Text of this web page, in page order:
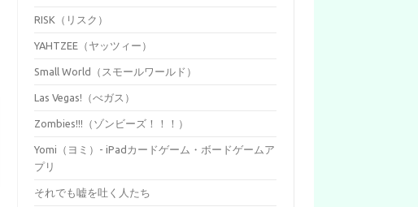
RISK（リスク）
YAHTZEE（ヤッツィー）
Small World（スモールワールド）
Las Vegas!（べガス）
Zombies!!!（ゾンビーズ！！！）
Yomi（ヨミ）- iPadカードゲーム・ボードゲームア
プリ
それでも嘘を吐く人たち